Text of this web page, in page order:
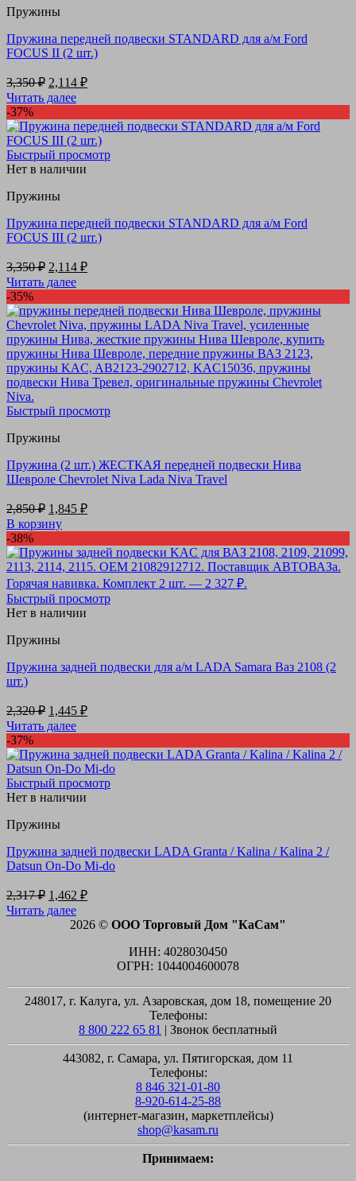
Пружины
Пружина передней подвески STANDARD для а/м Ford
FOCUS II (2 шт.)
3,350₽ Первоначальная
цена
составляла
3,350 ₽.
2,114 ₽Текущая
Читать далее
-37%
Быстрый просмотр
Нет в наличии
Пружины
Пружина передней подвески STANDARD для а/м Ford
FOCUS III (2 шт.)
3,350₽ Первоначальная
цена
составляла
3,350 ₽.
2,114 ₽Текущая
Читать далее
-35%
Быстрый просмотр
Пружины
Пружина (2 шт.) ЖЕСТКАЯ передней подвески Нива
Шевроле Chevrolet Niva Lada Niva Travel
2,850₽ Первоначальная
цена
составляла
2,850 ₽.
1,845 ₽Текущая
В корзину
-38%
Быстрый просмотр
Нет в наличии
Пружины
Пружина задней подвески для а/м LADA Samara Ваз 2108 (2
шт.)
2,320₽ Первоначальная
цена
составляла
2,320 ₽.
1,445 ₽Текущая
Читать далее
-37%
Быстрый просмотр
Нет в наличии
Пружины
Пружина задней подвески LADA Granta / Kalina / Kalina 2 /
Datsun On-Do Mi-do
2,317₽ Первоначальная
цена
составляла
1,462 ₽Текущая
1,462 ₽.
Читать далее
2026 © ООО Торговый Дом "КаСам"
ИНН: 4028030450
ОГРН: 1044004600078
248017, г. Калуга, ул. Азаровская, дом 18, помещение 20
Телефоны:
8 800 222 65 81 | Звонок бесплатный
443082, г. Самара, ул. Пятигорская, дом 11
Телефоны:
8 846 321-01-80
8-920-614-25-88
(интернет-магазин, маркетплейсы)
shop@kasam.ru
Принимаем: